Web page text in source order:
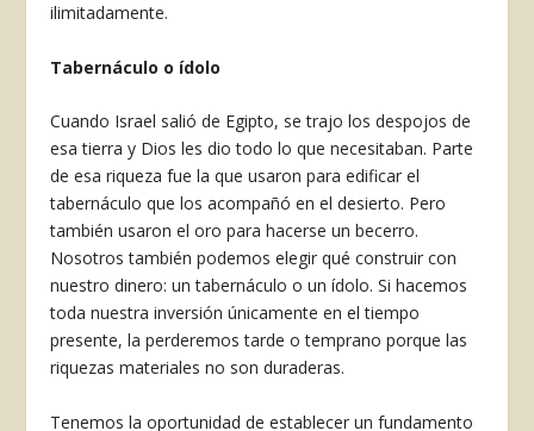
ilimitadamente.
Tabernáculo o ídolo
Cuando Israel salió de Egipto, se trajo los des­pojos de
esa tierra y Dios les dio todo lo que necesitaban. Parte
de esa riqueza fue la que usaron pa­ra edificar el
tabernáculo que los acompañó en el desierto. Pero
también usaron el oro para hacerse un becerro.
Nosotros también podemos elegir qué construir con
nuestro dinero: un tabernáculo o un ídolo. Si hacemos
toda nuestra inversión únicamen­te en el tiempo
presente, la perderemos tarde o temprano porque las
riquezas materiales no son duraderas.
Tenemos la oportunidad de establecer un fun­damento